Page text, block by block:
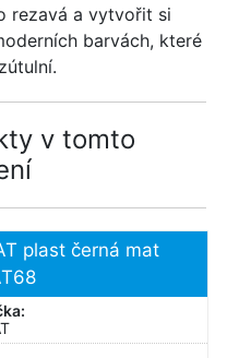
rezavá a vytvořit si
barvách, které
v tomto
plast černá mat